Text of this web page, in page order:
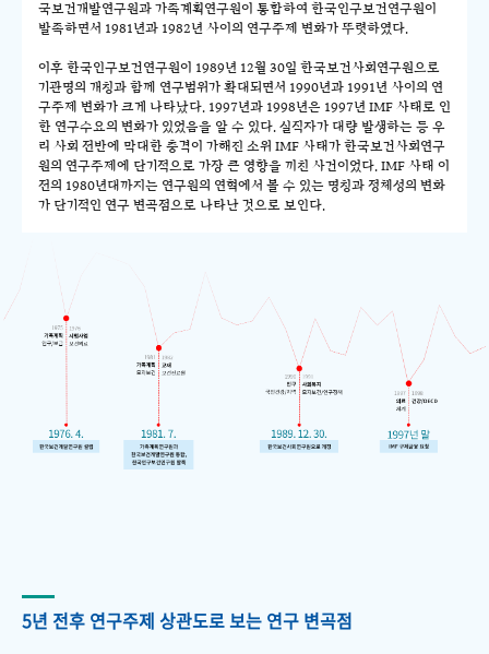
국보건개발연구원과 가족계획연구원이 통합하여 한국인구보건연구원이
발족하면서 1981년과 1982년 사이의 연구주제 변화가 뚜렷하였다.
이후 한국인구보건연구원이 1989년 12월 30일 한국보건사회연구원으로
기관명의 개칭과 함께 연구범위가 확대되면서 1990년과 1991년 사이의 연
구주제 변화가 크게 나타났다. 1997년과 1998년은 1997년 IMF 사태로 인
한 연구수요의 변화가 있었음을 알 수 있다. 실직자가 대량 발생하는 등 우
리 사회 전반에 막대한 충격이 가해진 소위 IMF 사태가 한국보건사회연구
원의 연구주제에 단기적으로 가장 큰 영향을 끼친 사건이었다. IMF 사태 이
전의 1980년대까지는 연구원의 연혁에서 볼 수 있는 명칭과 정체성의 변화
가 단기적인 연구 변곡점으로 나타난 것으로 보인다.
5년 전후 연구주제 상관도로 보는 연구 변곡점